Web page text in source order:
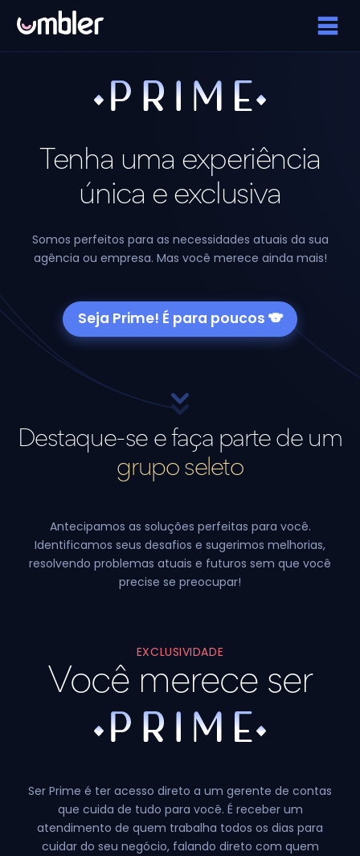
Tenha uma experiência
única e exclusiva
Somos perfeitos para as necessidades atuais da sua
agência ou empresa. Mas você merece ainda mais!
Seja Prime! É para poucos 🐨
Destaque-se e faça parte de um
grupo seleto
Antecipamos as soluções perfeitas para você.
Identificamos seus desafios e sugerimos melhorias,
resolvendo problemas atuais e futuros sem que você
precise se preocupar!
EXCLUSIVIDADE
Você merece ser
Ser Prime é ter acesso direto a um gerente de contas
que cuida de tudo para você. É receber um
atendimento de quem trabalha todos os dias para
cuidar do seu negócio, falando direto com quem